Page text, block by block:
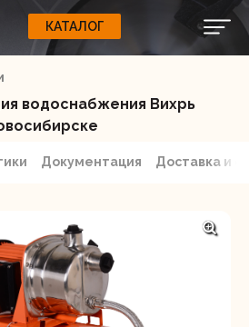
КАТАЛОГ
КАТАЛОГ
Свернуть
водоснабжения Вихрь
Документация Доставка и